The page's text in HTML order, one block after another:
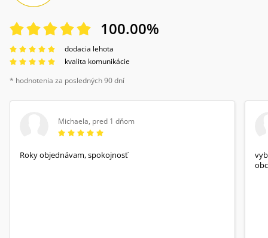
100.00%
dodacia lehota
kvalita komunikácie
* hodnotenia za posledných 90 dní
Michaela, pred 1 dňom
Roky objednávam, spokojnosť